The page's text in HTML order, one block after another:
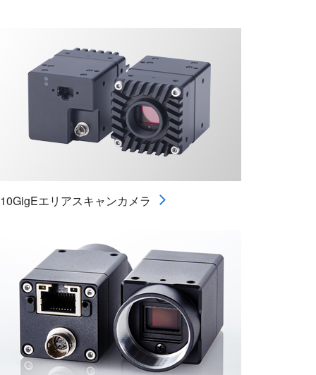
10GigEエリアスキャンカメラ